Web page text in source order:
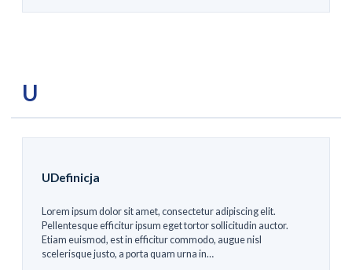
U
UDefinicja
Lorem ipsum dolor sit amet, consectetur adipiscing elit.
Pellentesque efficitur ipsum eget tortor sollicitudin auctor.
Etiam euismod, est in efficitur commodo, augue nisl
scelerisque justo, a porta quam urna in…